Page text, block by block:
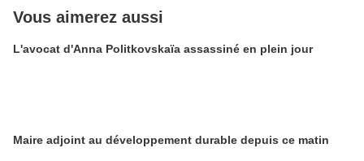
Vous aimerez aussi
L'avocat d'Anna Politkovskaïa assassiné en plein jour
Maire adjoint au développement durable depuis ce matin